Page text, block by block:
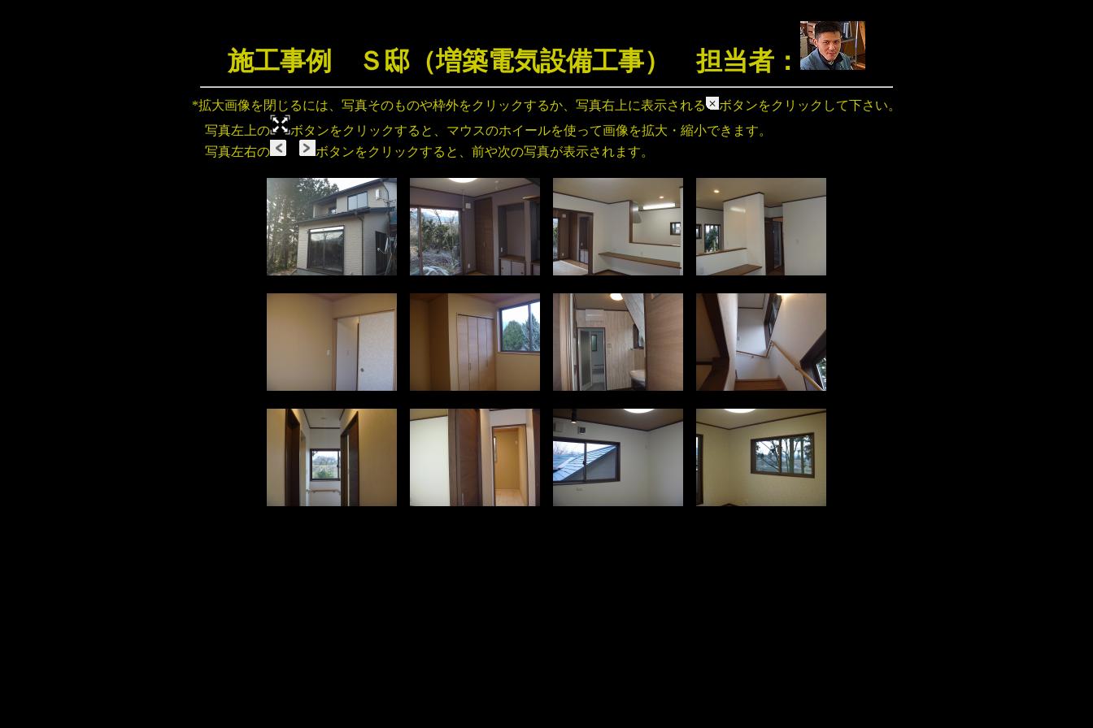
施工事例 Ｓ邸（増築電気設備工事） 担当者：
*拡大画像を閉じるには、写真そのものや枠外をクリックするか、写真右上に表示される
ボタンをクリックして下さい。
写真左上の
ボタンをクリックすると、マウスのホイールを使って画像を拡大・縮小できます。
写真左右の
ボタンをクリックすると、前や次の写真が表示されます。